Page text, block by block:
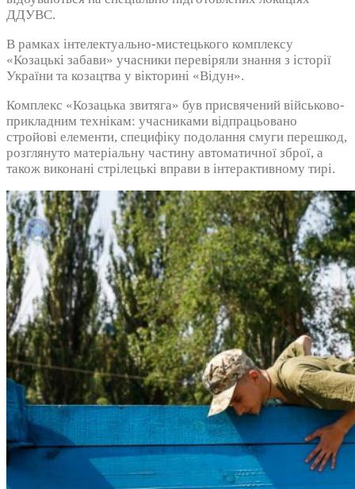
ДДУВС.
В рамках інтелектуально-мистецького комплексу
«Козацькі забави» учасники перевіряли знання з історії
України та козацтва у вікторині «Відун».
Комплекс «Козацька звитяга» був присвячений військово-
прикладним технікам: учасниками відпрацьовано
стройові елементи, специфіку подолання смуги перешкод,
розглянуто матеріальну частину автоматичної зброї, а
також виконані стрілецькі вправи в інтерактивному тирі.